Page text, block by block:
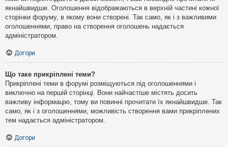
якнайшвидше. Оголошення відображаються в верхній частині кожної
сторінки форуму, в якому вони створені. Так само, як і з важливими
оголошеннями, право на створення оголошень надається
адміністратором.
Догори
Що таке прикріплені теми?
Прикріплені теми в форумі розміщуються під оголошеннями і
виключно на першій сторінці. Вони найчастіше містять досить
важливу інформацію, тому ви повинні прочитати їх якнайшвидше. Так
само, як і з оголошеннями, можливість створення вами прикріплених
тем надається адміністратором.
Догори